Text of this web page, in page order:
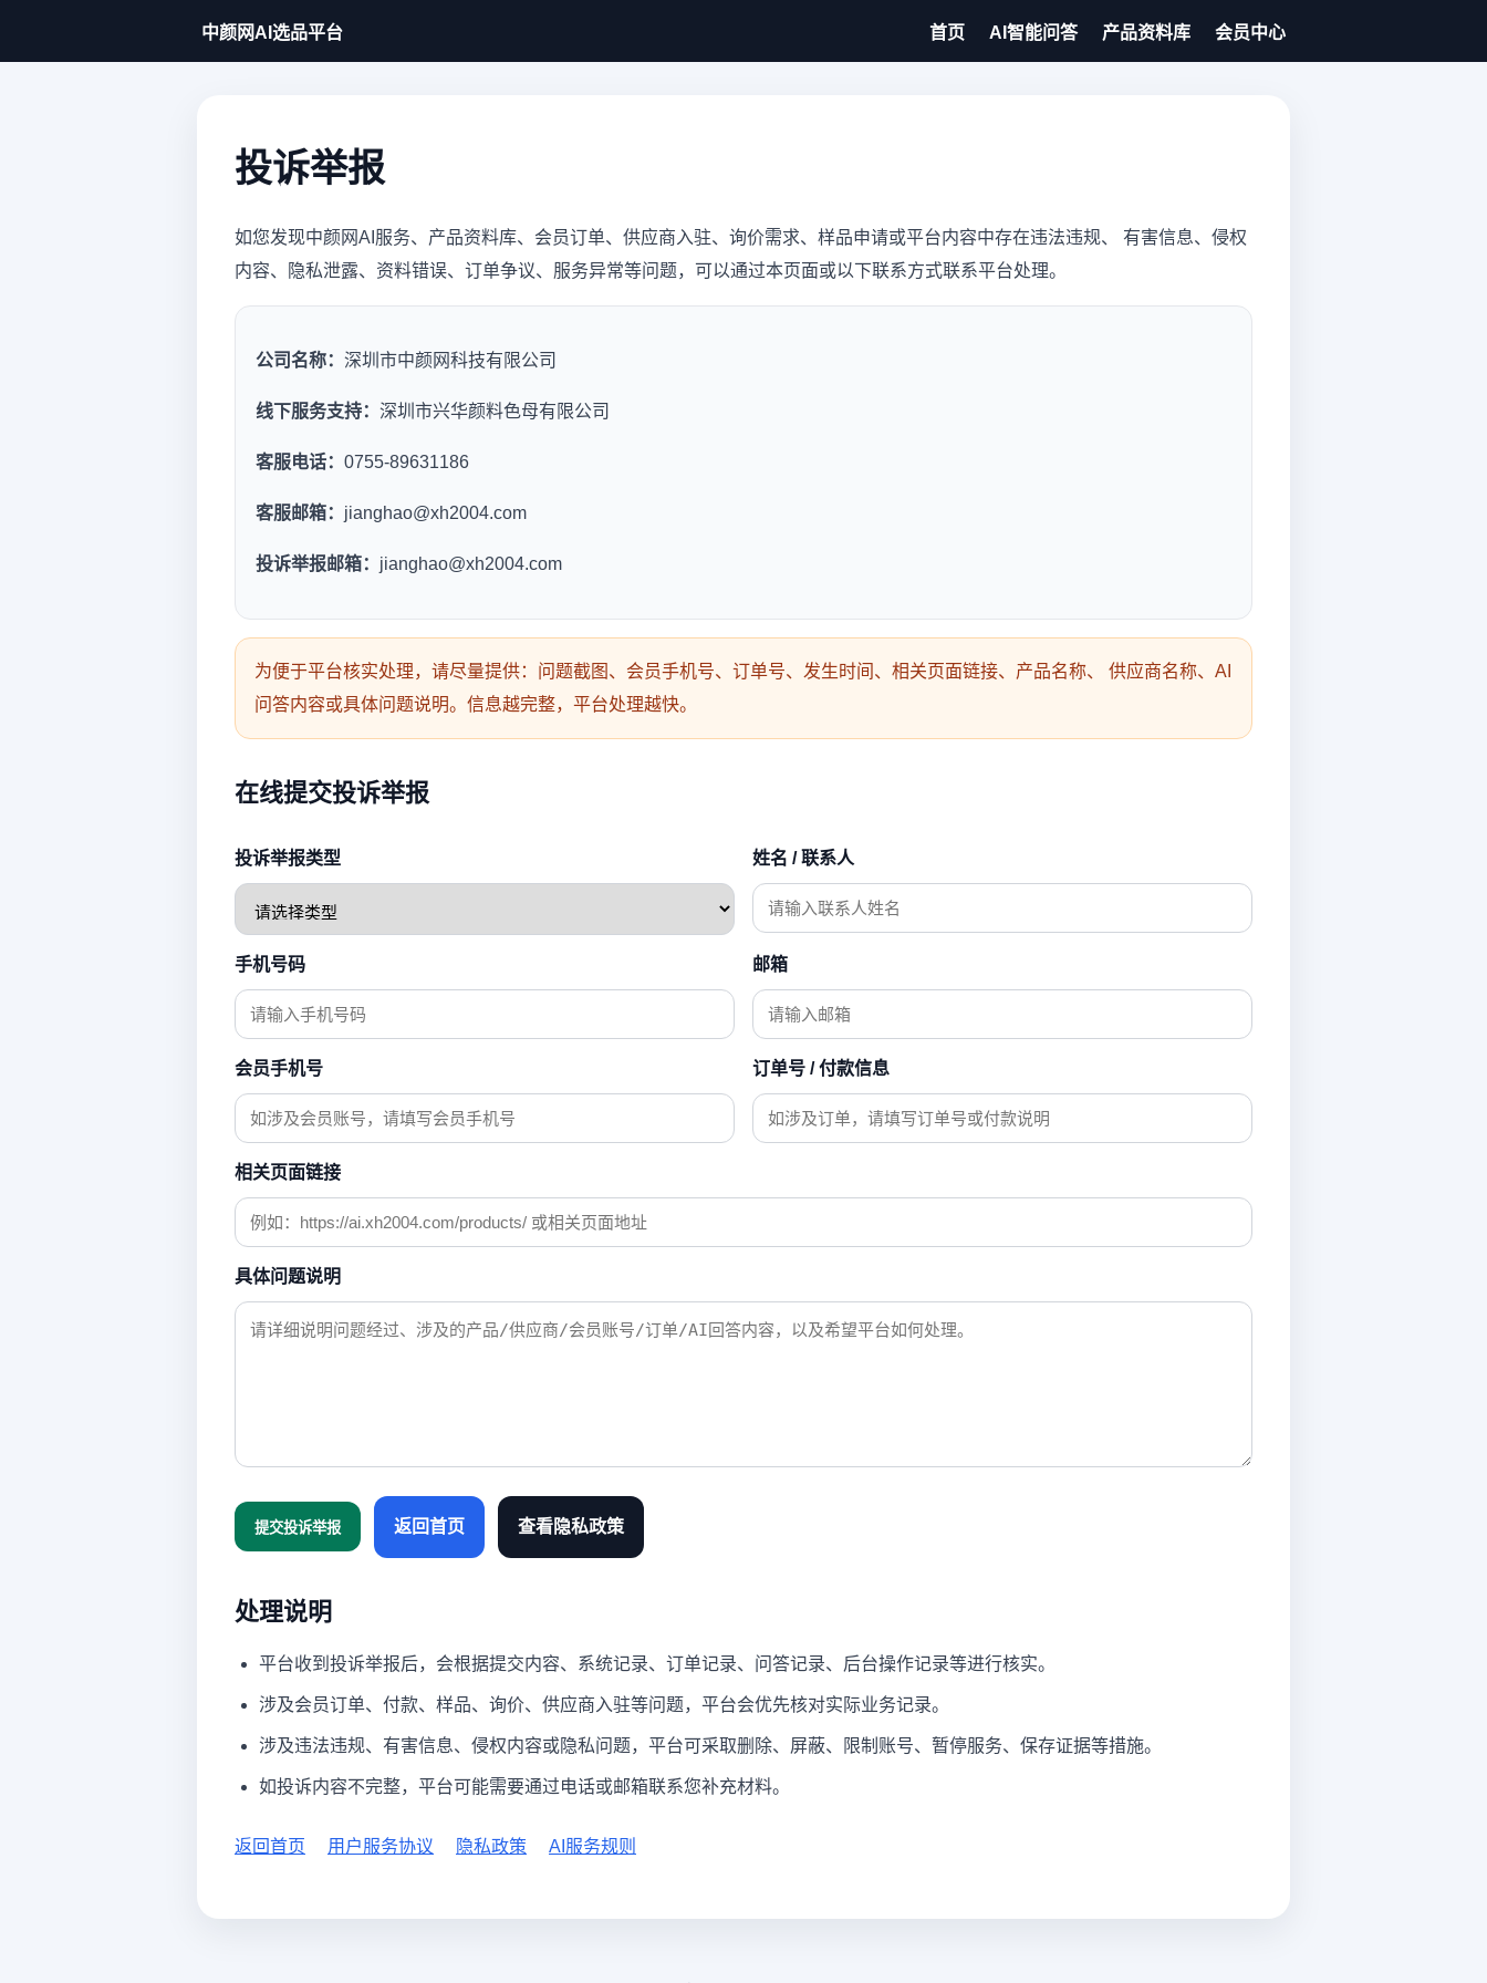
中颜网AI选品平台 首页 AI智能问答 产品资料库 会员中心
投诉举报
如您发现中颜网AI服务、产品资料库、会员订单、供应商入驻、询价需求、样品申请或平台内容中存在违法违规、 有害信息、侵权
内容、隐私泄露、资料错误、订单争议、服务异常等问题，可以通过本页面或以下联系方式联系平台处理。
公司名称： 深圳市中颜网科技有限公司
线下服务支持： 深圳市兴华颜料色母有限公司
客服电话： 0755-89631186
客服邮箱： jianghao@xh2004.com
投诉举报邮箱： jianghao@xh2004.com
为便于平台核实处理，请尽量提供：问题截图、会员手机号、订单号、发生时间、相关页面链接、产品名称、 供应商名称、AI
问答内容或具体问题说明。信息越完整，平台处理越快。
在线提交投诉举报
投诉举报类型 姓名 / 联系人
手机号码 邮箱
会员手机号 订单号 / 付款信息
相关页面链接
具体问题说明
提交投诉举报 返回首页 查看隐私政策
处理说明
平台收到投诉举报后，会根据提交内容、系统记录、订单记录、问答记录、后台操作记录等进行核实。
涉及会员订单、付款、样品、询价、供应商入驻等问题，平台会优先核对实际业务记录。
涉及违法违规、有害信息、侵权内容或隐私问题，平台可采取删除、屏蔽、限制账号、暂停服务、保存证据等措施。
如投诉内容不完整，平台可能需要通过电话或邮箱联系您补充材料。
返回首页 用户服务协议 隐私政策 AI服务规则